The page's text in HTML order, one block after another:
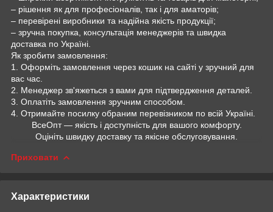
– рішення як для професіоналів, так і для аматорів;
– перевірені виробники та надійна якість продукції;
– зручна покупка, консультація менеджерів та швидка
доставка по Україні.
Як зробити замовлення:
1. Оформіть замовлення через кошик на сайті у зручний для
вас час.
2. Менеджер зв'яжеться з вами для підтвердження деталей.
3. Оплатіть замовлення зручним способом.
4. Отримайте посилку обраним перевізником по всій Україні.
ВсеОпт — якість і доступність для вашого комфорту.
Оцініть швидку доставку та якісне обслуговування.
Приховати
Характеристики